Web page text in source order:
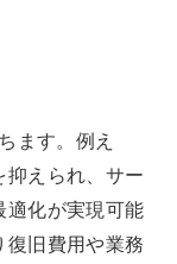
ます。例え
抑えられ、サー
適化が実現可能
復旧費用や業務